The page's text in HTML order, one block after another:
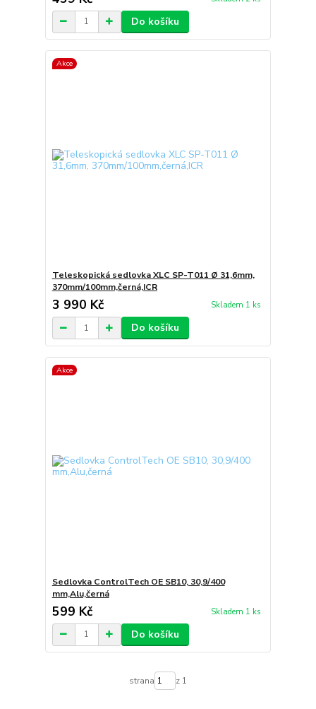
Do košíku
Akce
Teleskopická sedlovka XLC SP-T011 Ø 31,6mm,
370mm/100mm,černá,ICR
3 990 Kč Skladem 1 ks
Do košíku
Akce
Sedlovka ControlTech OE SB10, 30,9/400
mm,Alu,černá
599 Kč Skladem 1 ks
Do košíku
strana z 1